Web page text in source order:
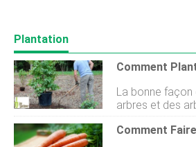
Plantation
La bonne façon
arbres et des
pour assurer le succès
expérience, il y